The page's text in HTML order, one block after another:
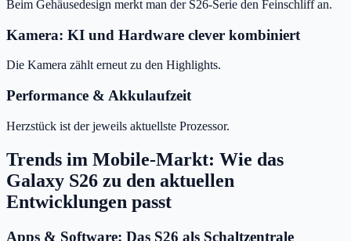
Beim Gehäusedesign merkt man der S26-Serie den Feinschliff an.
Kamera: KI und Hardware clever kombiniert
Die Kamera zählt erneut zu den Highlights.
Performance & Akkulaufzeit
Herzstück ist der jeweils aktuellste Prozessor.
Trends im Mobile-Markt: Wie das
Galaxy S26 zu den aktuellen
Entwicklungen passt
Apps & Software: Das S26 als Schaltzentrale